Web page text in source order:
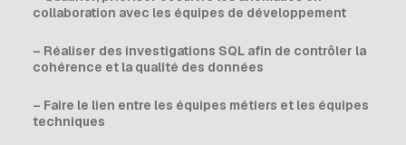
collaboration avec les équipes de développement
– Réaliser des investigations SQL afin de contrôler la
cohérence et la qualité des données
– Faire le lien entre les équipes métiers et les équipes
techniques